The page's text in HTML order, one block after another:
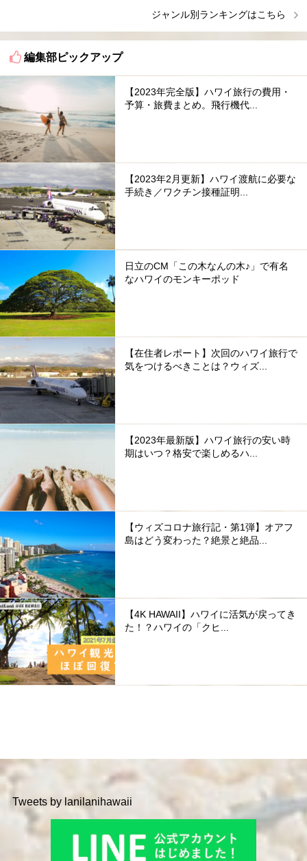
ジャンル別ランキングはこちら
編集部ピックアップ
【2023年完全版】ハワイ旅行の費用・
予算・旅費まとめ。飛行機代...
【2023年2月更新】ハワイ渡航に必要な
手続き／ワクチン接種証明...
日立のCM「この木なんの木♪」で有名
なハワイのモンキーポッド
【在住者レポート】次回のハワイ旅行で
気をつけるべきことは？ウィズ...
【2023年最新版】ハワイ旅行の安い時
期はいつ？格安で楽しめるハ...
【ウィズコロナ旅行記・第1弾】オアフ
島はどう変わった？絶景と絶品...
【4K HAWAII】ハワイに活気が戻ってき
た！？ハワイの「クヒ...
Tweets by lanilanihawaii